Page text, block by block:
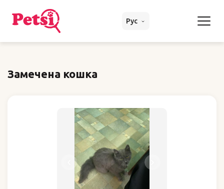
Рус
Замечена кошка